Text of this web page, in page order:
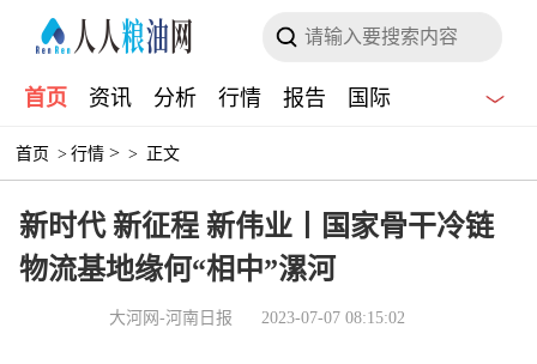
首页 资讯 分析 行情 报告 国际
首页 > 行情 > > 正文
新时代 新征程 新伟业丨国家骨干冷链
物流基地缘何“相中”漯河
大河网-河南日报 2023-07-07 08:15:02